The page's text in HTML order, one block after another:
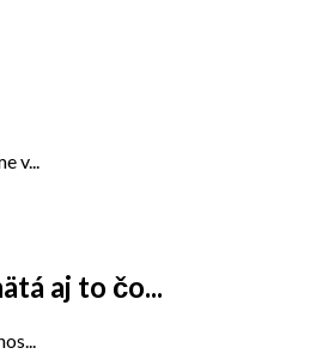
v...
aj to čo...